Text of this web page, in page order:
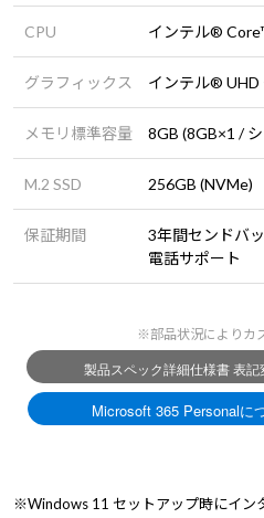
CPU インテル®
グラフィックス インテル® UHD
メモリ標準容量 8GB (8GB×1 /
M.2 SSD 256GB (NVMe)
保証期間
3年間センドバ
電話サポート
※部品状況によりカ
※Windows 11 セットアップ時にイン